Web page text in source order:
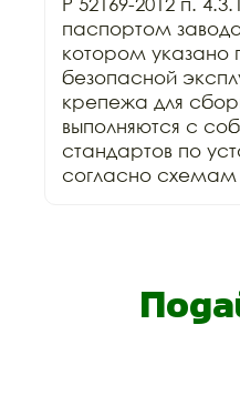
паспортом
котором указано
безопасной
крепежа для
выполняются с
стандартов по
согласно схемам